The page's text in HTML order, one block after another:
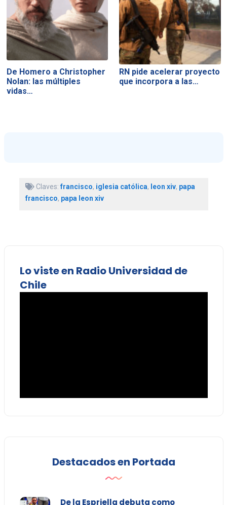
De Homero a Christopher
Nolan: las múltiples
vidas…
RN pide acelerar proyecto
que incorpora a las…
Claves:francisco, iglesia católica, leon xiv, papa
francisco, papa leon xiv
Lo viste en Radio Universidad de
Chile
Destacados en Portada
De la Espriella debuta como